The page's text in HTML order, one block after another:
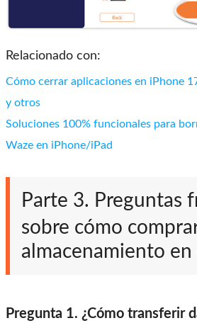
Relacionado con:
Cómo cerrar aplicaciones en
y otros
Soluciones 100% funcionales para
Waze en iPhone/iPad
Parte 3. Preguntas
sobre cómo
almacenamiento
Pregunta 1. ¿Cómo transferir